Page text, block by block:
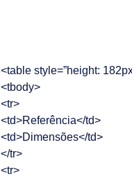
<table style=”height:
<tbody>
<tr>
<td>Referência</td>
<td>Dimensões</td>
</tr>
<tr>